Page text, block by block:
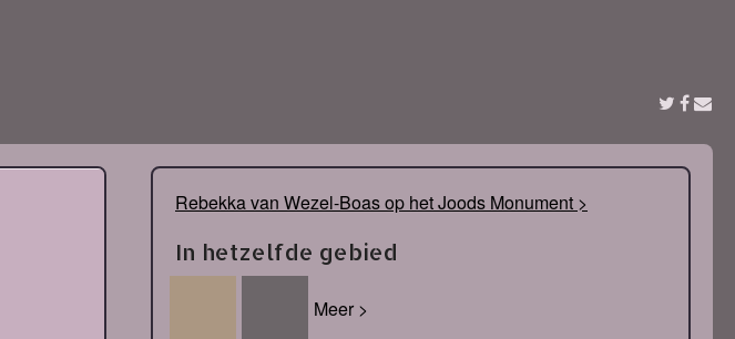
Rebekka van Wezel-Boas op het Joods Monument >
In hetzelfde gebied
Meer >